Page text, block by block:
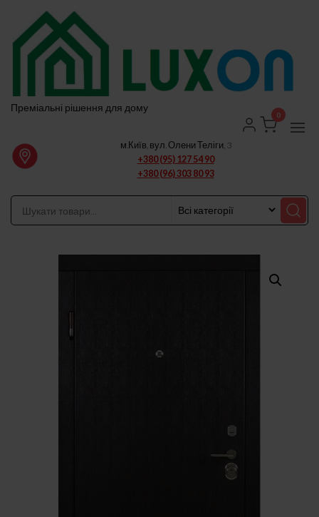
Перейти
вмісту
Преміальні рішення для дому
м.Київ, вул. Олени Теліги, 3
+380 (95) 127 54 90
+380 (96) 303 80 93
0